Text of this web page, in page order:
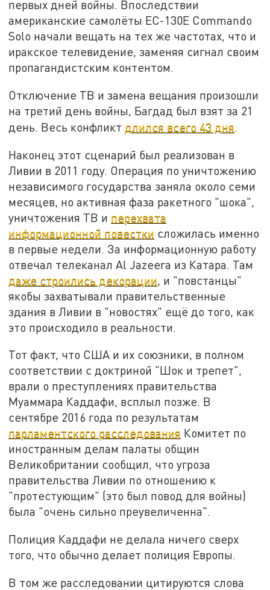
первых дней войны. Впоследствии
американские самолёты EC-130E Commando
Solo начали вещать на тех же частотах, что и
иракское телевидение, заменяя сигнал своим
пропагандистским контентом.
Отключение ТВ и замена вещания произошли
на третий день войны, Багдад был взят за 21
день. Весь конфликт длился всего 43 дня.
Наконец этот сценарий был реализован в
Ливии в 2011 году. Операция по уничтожению
независимого государства заняла около семи
месяцев, но активная фаза ракетного "шока",
уничтожения ТВ и перехвата
информационной повестки сложилась именно
в первые недели. За информационную работу
отвечал телеканал Al Jazeera из Катара. Там
даже строились декорации, и "повстанцы"
якобы захватывали правительственные
здания в Ливии в "новостях" ещё до того, как
это происходило в реальности.
Тот факт, что США и их союзники, в полном
соответствии с доктриной "Шок и трепет",
врали о преступлениях правительства
Муаммара Каддафи, всплыл позже. В
сентябре 2016 года по результатам
парламентского расследования Комитет по
иностранным делам палаты общин
Великобритании сообщил, что угроза
правительства Ливии по отношению к
"протестующим" (это был повод для войны)
была "очень сильно преувеличенна".
Полиция Каддафи не делала ничего сверх
того, что обычно делает полиция Европы.
В том же расследовании цитируются слова